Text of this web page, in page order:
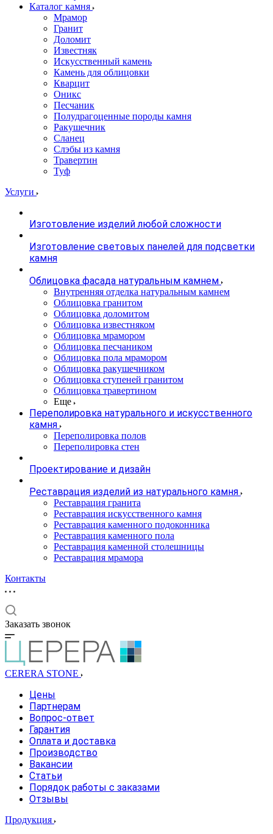
Каталог камня
Мрамор
Гранит
Доломит
Известняк
Искусственный камень
Камень для облицовки
Кварцит
Оникс
Песчаник
Полудрагоценные породы камня
Ракушечник
Сланец
Слэбы из камня
Травертин
Туф
Услуги
Изготовление изделий любой сложности
Изготовление световых панелей для подсветки
камня
Облицовка фасада натуральным камнем
Внутренняя отделка натуральным камнем
Облицовка гранитом
Облицовка доломитом
Облицовка известняком
Облицовка мрамором
Облицовка песчаником
Облицовка пола мрамором
Облицовка ракушечником
Облицовка ступеней гранитом
Облицовка травертином
Еще
Переполировка натурального и искусственного
камня
Переполировка полов
Переполировка стен
Проектирование и дизайн
Реставрация изделий из натурального камня
Реставрация гранита
Реставрация искусственного камня
Реставрация каменного подоконника
Реставрация каменного пола
Реставрация каменной столешницы
Реставрация мрамора
Контакты
Заказать звонок
CERERA STONE
Цены
Партнерам
Вопрос-ответ
Гарантия
Оплата и доставка
Производство
Вакансии
Статьи
Порядок работы с заказами
Отзывы
Продукция